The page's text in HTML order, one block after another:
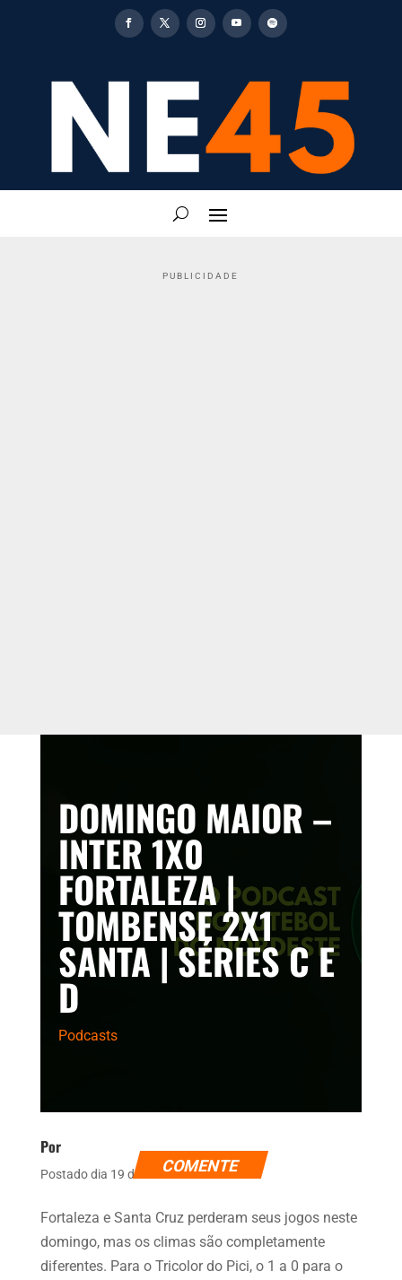
PUBLICIDADE
DOMINGO MAIOR –
INTER 1X0
FORTALEZA |
TOMBENSE 2X1
SANTA | SÉRIES C E
D
Podcasts
Por
Postado dia 19 de setembro de 2021
COMENTE
Fortaleza e Santa Cruz perderam seus jogos neste
domingo, mas os climas são completamente
diferentes. Para o Tricolor do Pici, o 1 a 0 para o